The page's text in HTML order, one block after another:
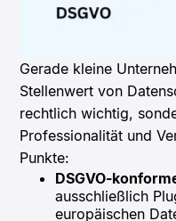
Gerade kleine
Stellenwert von
rechtlich wichtig,
Professionalität und
Punkte:
DSGVO-
ausschließlich
europäischen